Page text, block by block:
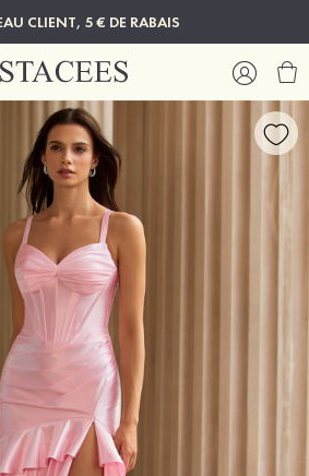
CLIENT, 5 € DE RABAIS